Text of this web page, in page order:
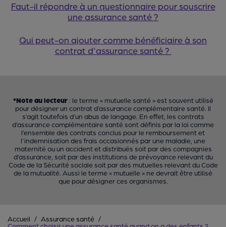
Faut-il répondre à un questionnaire pour souscrire
une assurance santé ?
Qui peut-on ajouter comme bénéficiaire à son
contrat d'assurance santé ?
*Note au lecteur : le terme « mutuelle santé » est souvent utilisé
pour désigner un contrat d’assurance complémentaire santé. Il
s’agit toutefois d’un abus de langage. En effet, les contrats
d’assurance complémentaire santé sont définis par la loi comme
l’ensemble des contrats conclus pour le remboursement et
l'indemnisation des frais occasionnés par une maladie, une
maternité ou un accident et distribués soit par des compagnies
d’assurance, soit par des institutions de prévoyance relevant du
Code de la Sécurité sociale soit par des mutuelles relevant du Code
de la mutualité. Aussi le terme « mutuelle » ne devrait être utilisé
que pour désigner ces organismes.
Accueil
Assurance santé